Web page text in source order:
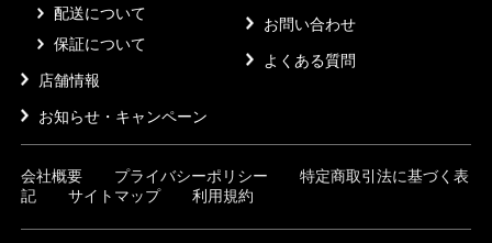
配送について
保証について
店舗情報
お知らせ・キャンペーン
お問い合わせ
よくある質問
会社概要 プライバシーポリシー
特定商取引法に基づく表
記
サイトマップ 利用規約